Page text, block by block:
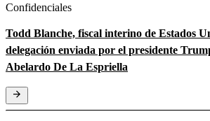
Confidenciales
Todd Blanche, fiscal interino de Estados
delegación enviada por el presidente
Abelardo De La Espriella